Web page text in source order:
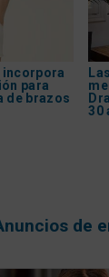
para
de brazos
30
de